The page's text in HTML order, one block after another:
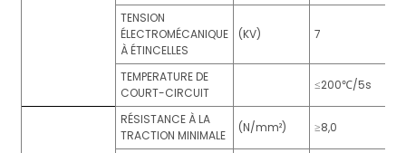
TENSION
ÉLECTROMÉCANIQUE
À ÉTINCELLES
(KV) 7
TEMPERATURE DE
COURT-CIRCUIT
≤200℃/5s
RÉSISTANCE À LA
TRACTION MINIMALE
(N/mm²) ≥8,0